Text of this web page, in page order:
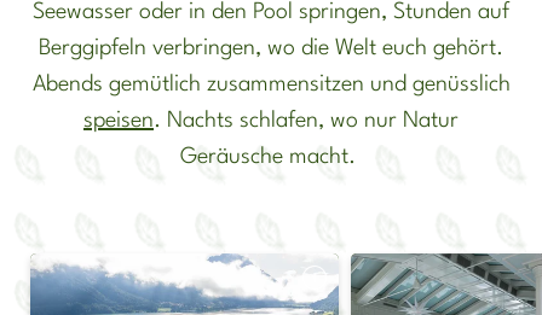
Seewasser oder in den Pool springen, Stunden auf
Berggipfeln verbringen, wo die Welt euch gehört.
Abends gemütlich zusammensitzen und genüsslich
speisen. Nachts schlafen, wo nur Natur
Geräusche macht.